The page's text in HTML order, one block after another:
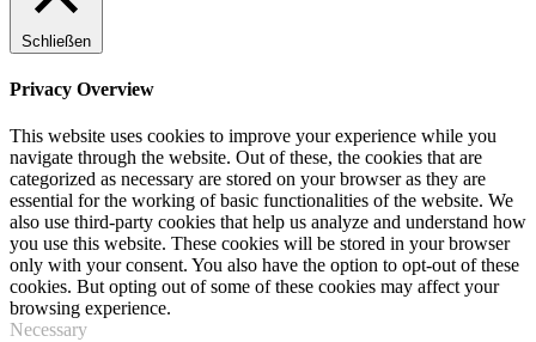
Schließen
Privacy Overview
This website uses cookies to improve your experience while you
navigate through the website. Out of these, the cookies that are
categorized as necessary are stored on your browser as they are
essential for the working of basic functionalities of the website. We
also use third-party cookies that help us analyze and understand how
you use this website. These cookies will be stored in your browser
only with your consent. You also have the option to opt-out of these
cookies. But opting out of some of these cookies may affect your
browsing experience.
Necessary